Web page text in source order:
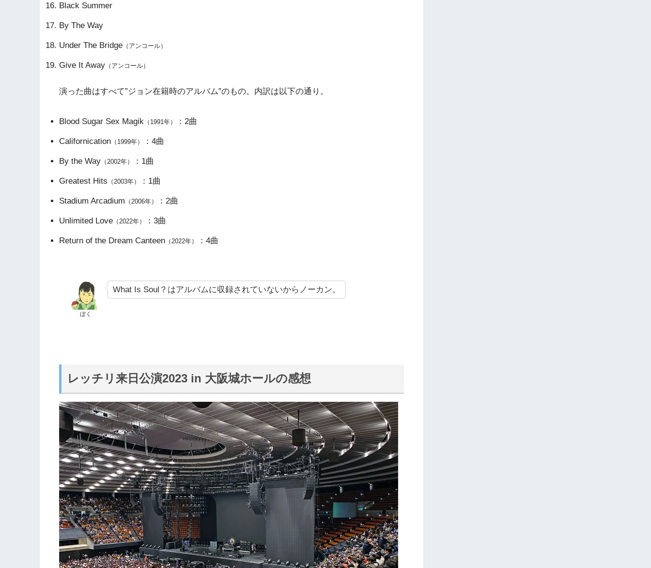
Black Summer
By The Way
Under The Bridge （アンコール）
Give It Away （アンコール）
演った曲はすべて”ジョン在籍時のアルバム”のもの。内訳は以下の通り。
Blood Sugar Sex Magik （1991年） ：2曲
Californication （1999年） ：4曲
By the Way （2002年） ：1曲
Greatest Hits （2003年） ：1曲
Stadium Arcadium （2006年） ：2曲
Unlimited Love （2022年） ：3曲
Return of the Dream Canteen （2022年） ：4曲
ぼく
What Is Soul？はアルバムに収録されていないからノーカン。
レッチリ来日公演2023 in 大阪城ホールの感想